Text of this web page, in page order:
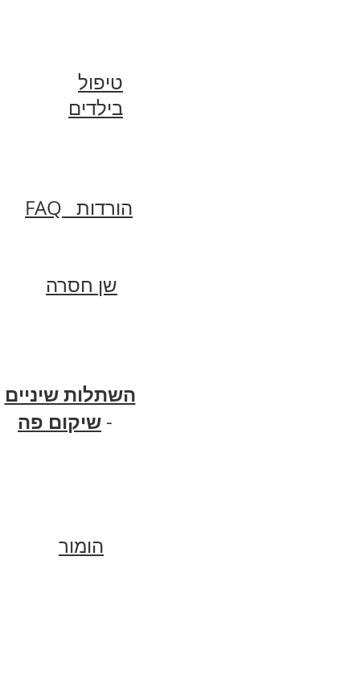
טיפול
בילדים
FAQ הורדות
שן חסרה
השתלות שיניים
- שיקום פה
הומור